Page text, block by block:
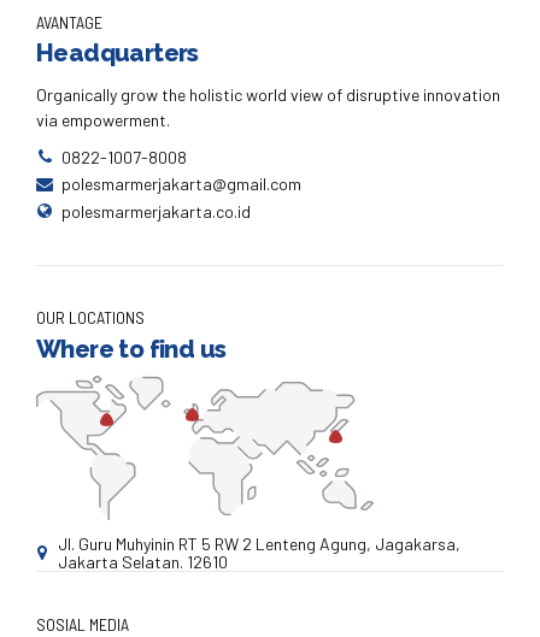
AVANTAGE
Headquarters
Organically grow the holistic world view of disruptive innovation
via empowerment.
0822-1007-8008
polesmarmerjakarta@gmail.com
polesmarmerjakarta.co.id
OUR LOCATIONS
Where to find us
Jl. Guru Muhyinin RT 5 RW 2 Lenteng Agung, Jagakarsa,
Jakarta Selatan. 12610
SOSIAL MEDIA